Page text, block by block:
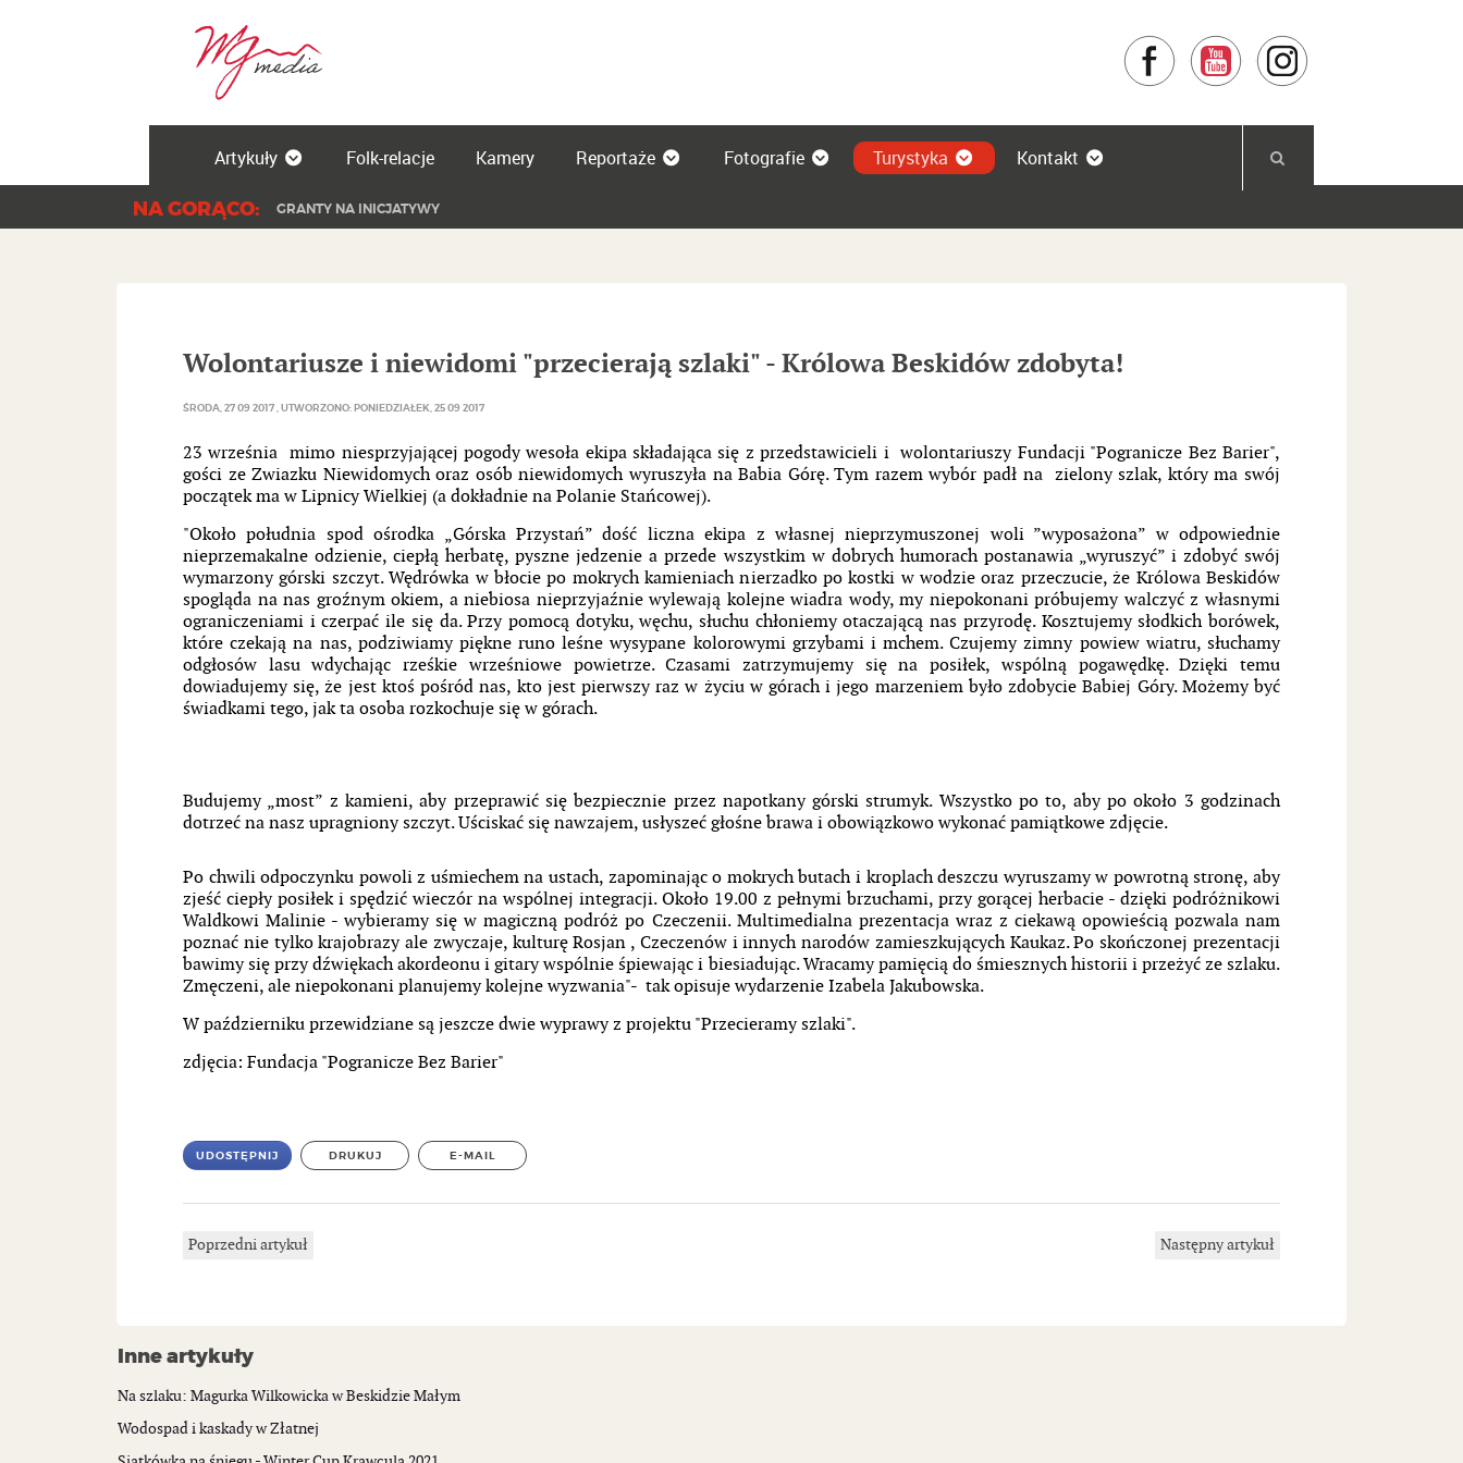
Facebook YouTube
Artykuły Folk-relacje Kamery Reportaże Fotografie Turystyka Kontakt
NA GORĄCO: GRANTY NA INICJATYWY
Wolontariusze i niewidomi "przecierają szlaki" - Królowa Beskidów zdobyta!
ŚRODA, 27 09 2017 UTWORZONO: PONIEDZIAŁEK, 25 09 2017
23 września mimo niesprzyjającej pogody wesoła ekipa składająca się z przedstawicieli i wolontariuszy Fundacji "Pogranicze Bez Barier",
gości ze Zwiazku Niewidomych oraz osób niewidomych wyruszyła na Babia Górę. Tym razem wybór padł na zielony szlak, który ma swój
początek ma w Lipnicy Wielkiej (a dokładnie na Polanie Stańcowej).
"Około południa spod ośrodka „Górska Przystań” dość liczna ekipa z własnej nieprzymuszonej woli ”wyposażona” w odpowiednie
nieprzemakalne odzienie, ciepłą herbatę, pyszne jedzenie a przede wszystkim w dobrych humorach postanawia „wyruszyć” i zdobyć swój
wymarzony górski szczyt. Wędrówka w błocie po mokrych kamieniach nierzadko po kostki w wodzie oraz przeczucie, że Królowa Beskidów
spogląda na nas groźnym okiem, a niebiosa nieprzyjaźnie wylewają kolejne wiadra wody, my niepokonani próbujemy walczyć z własnymi
ograniczeniami i czerpać ile się da. Przy pomocą dotyku, węchu, słuchu chłoniemy otaczającą nas przyrodę. Kosztujemy słodkich borówek,
które czekają na nas, podziwiamy piękne runo leśne wysypane kolorowymi grzybami i mchem. Czujemy zimny powiew wiatru, słuchamy
odgłosów lasu wdychając rześkie wrześniowe powietrze. Czasami zatrzymujemy się na posiłek, wspólną pogawędkę. Dzięki temu
dowiadujemy się, że jest ktoś pośród nas, kto jest pierwszy raz w życiu w górach i jego marzeniem było zdobycie Babiej Góry. Możemy być
świadkami tego, jak ta osoba rozkochuje się w górach.
Budujemy „most” z kamieni, aby przeprawić się bezpiecznie przez napotkany górski strumyk. Wszystko po to, aby po około 3 godzinach
dotrzeć na nasz upragniony szczyt. Uściskać się nawzajem, usłyszeć głośne brawa i obowiązkowo wykonać pamiątkowe zdjęcie.
Po chwili odpoczynku powoli z uśmiechem na ustach, zapominając o mokrych butach i kroplach deszczu wyruszamy w powrotną stronę, aby
zjeść ciepły posiłek i spędzić wieczór na wspólnej integracji. Około 19.00 z pełnymi brzuchami, przy gorącej herbacie - dzięki podróżnikowi
Waldkowi Malinie - wybieramy się w magiczną podróż po Czeczenii. Multimedialna prezentacja wraz z ciekawą opowieścią pozwala nam
poznać nie tylko krajobrazy ale zwyczaje, kulturę Rosjan , Czeczenów i innych narodów zamieszkujących Kaukaz. Po skończonej prezentacji
bawimy się przy dźwiękach akordeonu i gitary wspólnie śpiewając i biesiadując. Wracamy pamięcią do śmiesznych historii i przeżyć ze szlaku.
Zmęczeni, ale niepokonani planujemy kolejne wyzwania"- tak opisuje wydarzenie Izabela Jakubowska.
W październiku przewidziane są jeszcze dwie wyprawy z projektu "Przecieramy szlaki".
zdjęcia: Fundacja "Pogranicze Bez Barier"
UDOSTĘPNIJ DRUKUJ E-MAIL
Poprzedni artykuł Następny artykuł
Inne artykuły
Na szlaku: Magurka Wilkowicka w Beskidzie Małym
Wodospad i kaskady w Złatnej